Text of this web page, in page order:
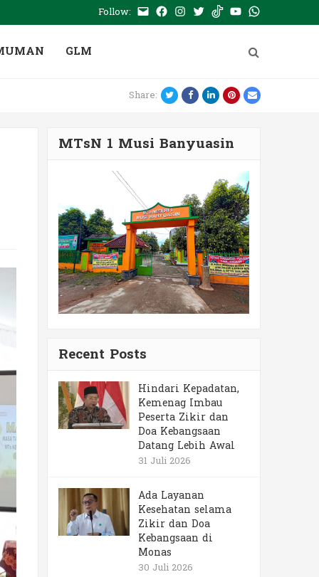
Follow: E- Facebook
Instagram
TwitterTiktokYoutubeWhatsApp
GLM
Share: TwitterFacebookLinkedIn
Pinterest
Email
MTsN 1 Musi Banyuasin
Recent Posts
Hindari Kepadatan,
Kemenag Imbau
Peserta Zikir dan
Doa Kebangsaan
Datang Lebih Awal
31 Juli 2026
Ada Layanan
Kesehatan selama
Zikir dan Doa
Kebangsaan di
Monas
30 Juli 2026